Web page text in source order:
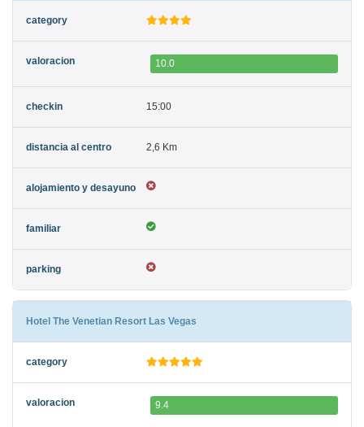
10.0
15:00
2,6 Km
Hotel The Venetian Resort Las Vegas
9.4